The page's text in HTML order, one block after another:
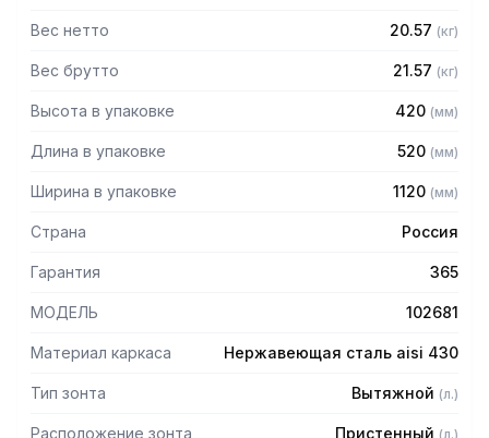
— Вытяжной пристенный в форме короба
— Материал: нержавеющая сталь AISI 430 толщиной
— С лабиринтными фильтрами (жироуловителями)
Вес нетто 20.57 (кг)
Вес брутто 21.57 (кг)
Высота в упаковке 420 (мм)
Длина в упаковке 520 (мм)
Ширина в упаковке 1120 (мм)
Страна Россия
Гарантия 365
МОДЕЛЬ 102681
Материал каркаса Нержавеющая сталь aisi 430
Тип зонта Вытяжной (л.)
Расположение зонта Пристенный (л.)